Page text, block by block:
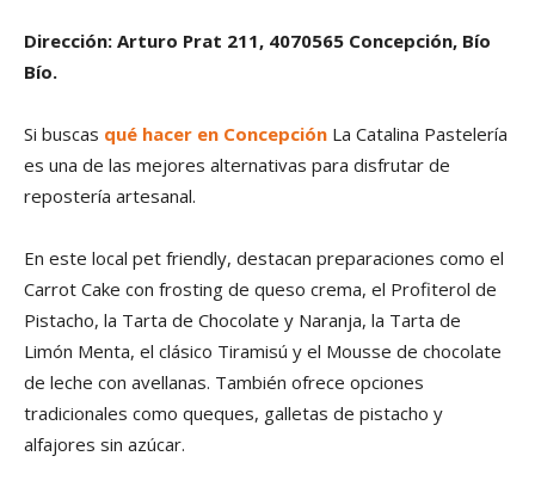
Dirección: Arturo Prat 211, 4070565 Concepción, Bío
Bío.
Si buscas qué hacer en Concepción La Catalina Pastelería
es una de las mejores alternativas para disfrutar de
repostería artesanal.
En este local pet friendly, destacan preparaciones como el
Carrot Cake con frosting de queso crema, el Profiterol de
Pistacho, la Tarta de Chocolate y Naranja, la Tarta de
Limón Menta, el clásico Tiramisú y el Mousse de chocolate
de leche con avellanas. También ofrece opciones
tradicionales como queques, galletas de pistacho y
alfajores sin azúcar.